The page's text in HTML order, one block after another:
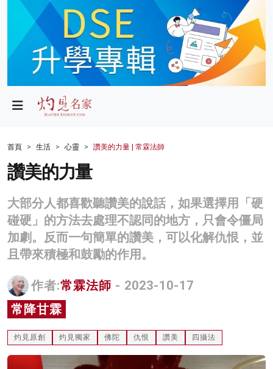
政局
財經
生活
商業
科技
名家榜
灼見活動
關於我們
首頁 生活 心靈 讚美的力量 | 常霖法師
讚美的力量
大部分人都喜歡聽讚美的說話，如果選擇用「硬
碰硬」的方法去處理不認同的地方，只會令僵局
加劇。反而一句簡單的讚美，可以化解仇恨，並
且帶來積極和鼓勵的作用。
作者:常霖法師 - 2023-10-17
常降甘霖
灼見原創 灼見獨家 佛陀 仇恨 讚美 四攝法